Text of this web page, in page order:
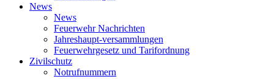
News
News
Feuerwehr Nachrichten
Jahreshaupt-versammlungen
Feuerwehrgesetz und Tarifordnung
Zivilschutz
Notrufnummern